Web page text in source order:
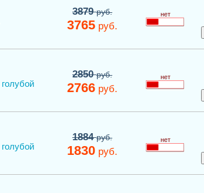
3879руб.
3765 руб.
нет
голубой
2850руб.
2766 руб.
нет
голубой
1884руб.
1830 руб.
нет